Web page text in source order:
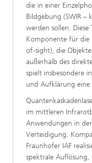
die in einer
Bildgebung (SWIR –
werden sollen.
Komponente für die
of-sight), die
außerhalb des
spielt insbesondere
und Aufklärung eine
im mittleren
Anwendungen in
Verteidigung.
Fraunhofer IAF
spektrale